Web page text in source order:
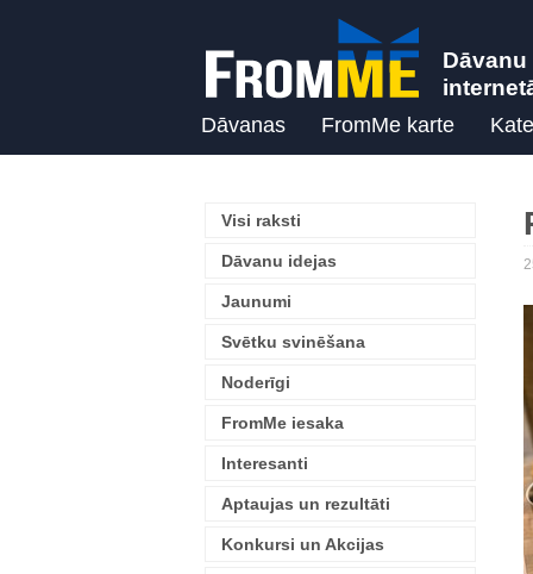
Dāvanu
Dāvanas FromMe karte
Visi raksti
Dāvanu idejas
Jaunumi
Svētku svinēšana
Noderīgi
FromMe iesaka
Interesanti
Aptaujas un rezultāti
Konkursi un Akcijas